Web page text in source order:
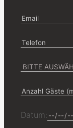
Datum: